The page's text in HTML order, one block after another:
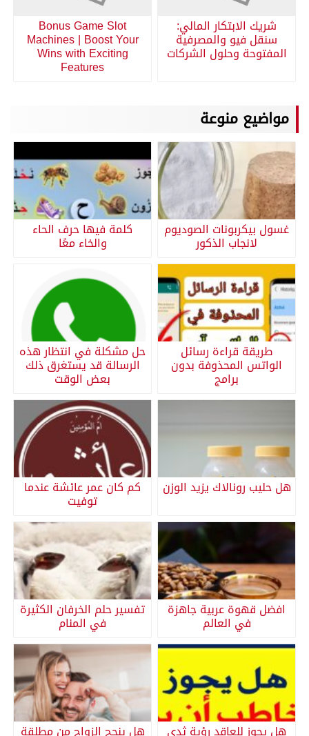
شريك الابتكار المالي:
سنقل فيو والمصرفية
المفتوحة وحلول الشركات
Bonus Game Slot
Machines | Boost Your
Wins with Exciting
Features
مواضيع منوعة
غسول بيكربونات الصوديوم
لانجاب الذكور
كلمة فيها حرف الحاء
والخاء معًا
طريقة قراءة رسائل
الواتس المحذوفة بدون
برامج
حل مشكلة في انتظار هذه
الرسالة قد يستغرق ذلك
بعض الوقت
هل حليب رونالاك يزيد الوزن كم كان عمر عائشة عندما
توفيت
افضل قهوة عربية جاهزة
في العالم
تفسير حلم الخرفان الكثيرة
في المنام
هل يجوز للعاقد رؤية ثدي هل ينجح الزواج من مطلقة